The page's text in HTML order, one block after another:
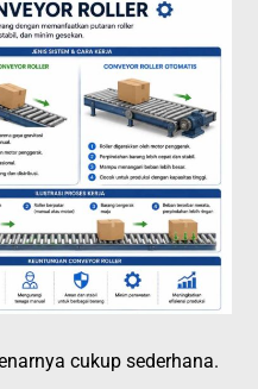
cukup sederhana.